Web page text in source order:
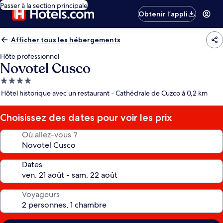
Passer à la section principale
Obtenir l’appli
Afficher tous les hébergements
Hôte professionnel
Novotel Cusco
Hébergement
4.0 étoiles
Hôtel historique avec un restaurant - Cathédrale de Cuzco à 0,2 km
Choisissez des dates pour voir les prix
Où allez-vous ?
Dates
Voyageurs